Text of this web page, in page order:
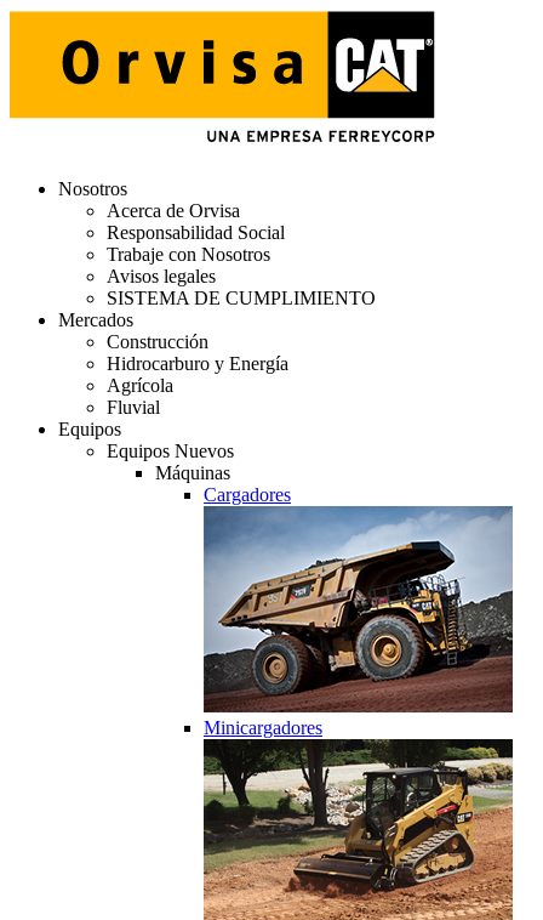
Nosotros
Acerca de Orvisa
Responsabilidad Social
Trabaje con Nosotros
Avisos legales
SISTEMA DE CUMPLIMIENTO
Mercados
Construcción
Hidrocarburo y Energía
Agrícola
Fluvial
Equipos
Equipos Nuevos
Máquinas
Cargadores
Minicargadores